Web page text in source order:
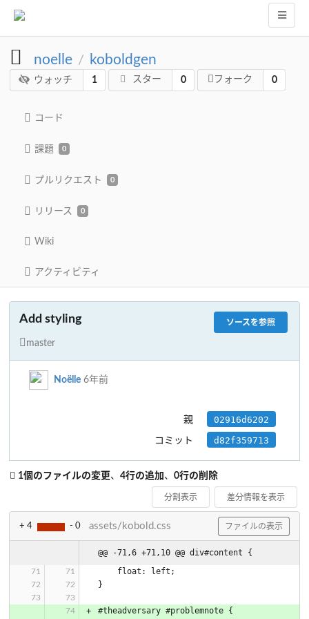
noelle / koboldgen
ウォッチ 1 スター 0 フォーク 0
コード
課題 0
プルリクエスト 0
リリース 0
Wiki
アクティビティ
ソースを参照
Add styling
master
Noëlle 6年前
親 02916d6202
コミット d82f359713
1個のファイルの変更、 4行の追加 、 0行の削除
分割表示 差分情報を表示
+ 4 - 0 assets/kobold.css ファイルの表示
@@ -71,6 +71,10 @@ div#content {
    float: left;
}
#theadversary #problemnote {